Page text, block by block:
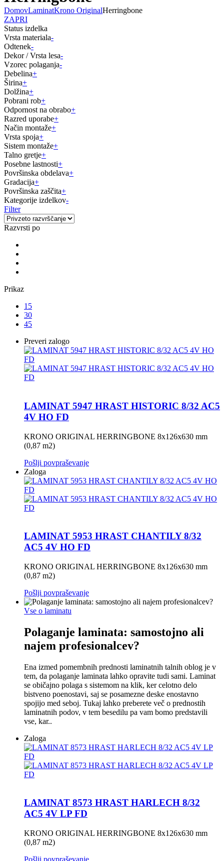
DomovLaminatKrono OriginalHerringbone
ZAPRI
Status izdelka
Vrsta materiala-
Odtenek-
Dekor / Vrsta lesa-
Vzorec polaganja-
Debelina+
Širina+
Dolžina+
Pobrani rob+
Odpornost na obrabo+
Razred uporabe+
Način montaže+
Vrsta spoja+
Sistem montaže+
Talno gretje+
Posebne lastnosti+
Površinska obdelava+
Gradacija+
Površinska zaščita+
Kategorije izdelkov-
Filter
Razvrsti po
Prikaz
15
30
45
Preveri zalogo
LAMINAT 5947 HRAST HISTORIC 8/32 AC5
4V HO FD
KRONO ORIGINAL HERRINGBONE 8x126x630 mm
(0,87 m2)
Pošlji povpraševanje
Zaloga
LAMINAT 5953 HRAST CHANTILY 8/32
AC5 4V HO FD
KRONO ORIGINAL HERRINGBONE 8x126x630 mm
(0,87 m2)
Pošlji povpraševanje
Vse o laminatu
Polaganje laminata: samostojno ali
najem profesionalcev?
Ena izmed pomembnih prednosti laminatnih talnih oblog je v
tem, da polaganje laminata lahko opravite tudi sami. Laminat
se običajno polaga s sistemom na klik, ker celotno delo
bistveno poenostavi, saj se posamezne deske enostavno
spojijo med seboj. Tukaj lahko preberete več o prednostih
laminatnih podov, v tem besedilu pa vam bomo predstavili
vse, kar..
Zaloga
LAMINAT 8573 HRAST HARLECH 8/32
AC5 4V LP FD
KRONO ORIGINAL HERRINGBONE 8x126x630 mm
(0,87 m2)